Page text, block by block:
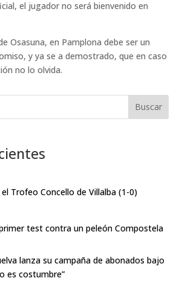
el jugador no será bienvenido en
Osasuna, en Pamplona debe ser un
y ya se a demostrado, que en caso
no lo olvida.
Buscar
Trofeo Concello de Villalba (1-0)
test contra un peleón Compostela
lanza su campaña de abonados bajo
es costumbre”